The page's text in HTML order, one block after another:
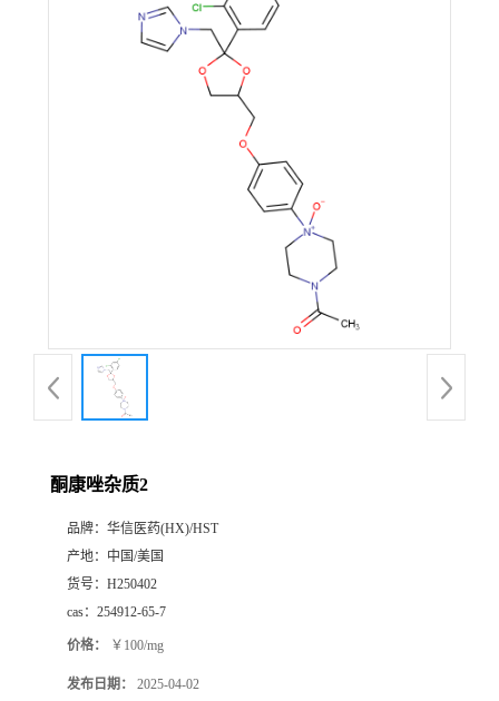
书
誉
酮康唑杂质2
品牌： 华信医药(HX)/HST
产地： 中国/美国
货号： H250402
cas： 254912-65-7
价格： ￥100/mg
发布日期： 2025-04-02